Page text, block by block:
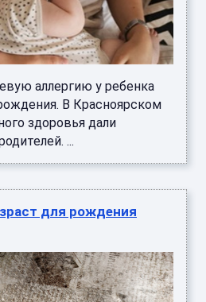
аллергию у ребенка
В Красноярском
здоровья дали
...
для рождения